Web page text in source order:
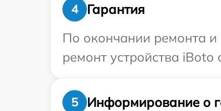
4
Гарантия
По окончании ремонта
ремонт устройства iBoto
5
Информирование о